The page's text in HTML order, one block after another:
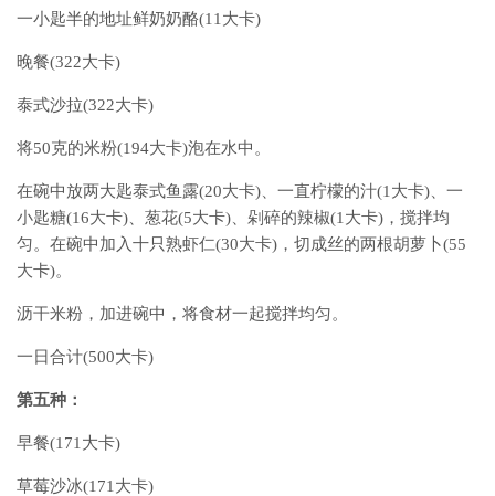
一小匙半的地址鲜奶奶酪(11大卡)
晚餐(322大卡)
泰式沙拉(322大卡)
将50克的米粉(194大卡)泡在水中。
在碗中放两大匙泰式鱼露(20大卡)、一直柠檬的汁(1大卡)、一
小匙糖(16大卡)、葱花(5大卡)、剁碎的辣椒(1大卡)，搅拌均
匀。在碗中加入十只熟虾仁(30大卡)，切成丝的两根胡萝卜(55
大卡)。
沥干米粉，加进碗中，将食材一起搅拌均匀。
一日合计(500大卡)
第五种：
早餐(171大卡)
草莓沙冰(171大卡)